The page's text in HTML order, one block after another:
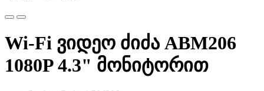
Wi-Fi ვიდეო ძიძა ABM206
1080P 4.3" მონიტორით